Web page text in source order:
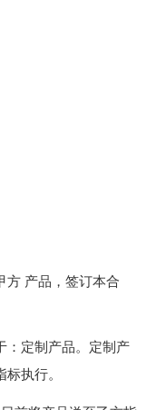
产品，签订本合
定制产品。定制产
执行。